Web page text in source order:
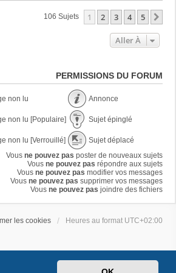
106 Sujets 1 2 3 4 5
Aller À
PERMISSIONS DU FORUM
non lu
non lu [Populaire]
non lu [Verrouillé]
n
o
c
e
Annonce
u
e
t
é
p
i
n
l
Sujet épinglé
S
u
j
e
t
é
l
Sujet déplacé
Vous ne pouvez pas poster de nouveaux sujets
Vous ne pouvez pas répondre aux sujets
Vous ne pouvez pas modifier vos messages
Vous ne pouvez pas supprimer vos messages
Vous ne pouvez pas joindre des fichiers
les cookies Heures au format UTC+02:00